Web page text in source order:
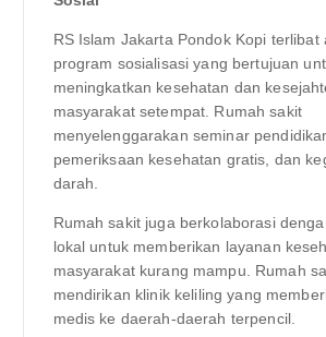
RS Islam Jakarta Pondok Kopi terlibat
program sosialisasi yang bertujuan
meningkatkan kesehatan dan
masyarakat setempat. Rumah sakit
menyelenggarakan seminar
pemeriksaan kesehatan gratis, dan
darah.
Rumah sakit juga berkolaborasi
lokal untuk memberikan layanan
masyarakat kurang mampu. Rumah
mendirikan klinik keliling yang
medis ke daerah-daerah terpencil.